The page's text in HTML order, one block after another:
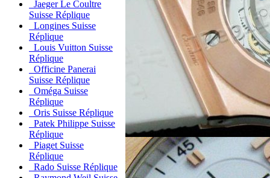
Jaeger Le Coultre
Suisse Réplique
Longines Suisse
Réplique
Louis Vuitton Suisse
Réplique
Officine Panerai
Suisse Réplique
Oméga Suisse
Réplique
Oris Suisse Réplique
Patek Philippe Suisse
Réplique
Piaget Suisse
Réplique
Rado Suisse Réplique